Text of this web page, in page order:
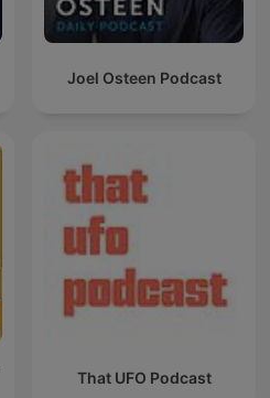
Joel Osteen Podcast
That UFO Podcast